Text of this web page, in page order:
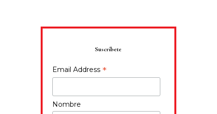
Suscríbete
Email Address *
Nombre